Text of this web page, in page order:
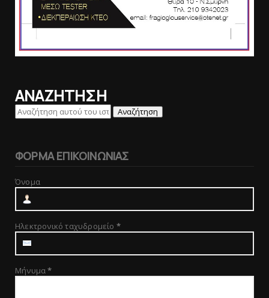
ΑΝΑΖΗΤΗΣΗ
ΦΟΡΜΑ ΕΠΙΚΟΙΝΩΝΙΑΣ
Όνομα
Ηλεκτρονικό ταχυδρομείο *
Μήνυμα*